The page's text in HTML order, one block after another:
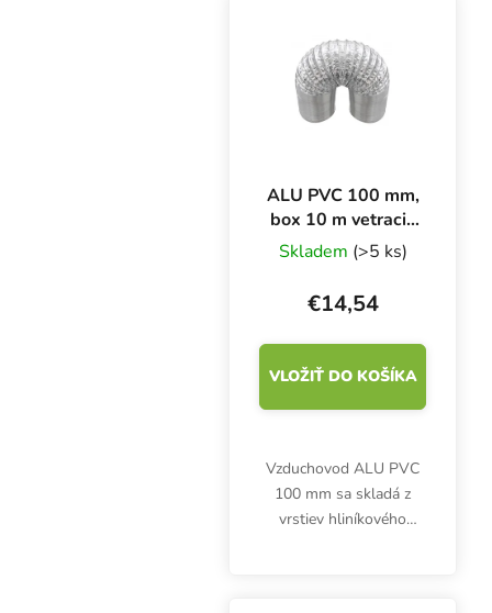
vzduchovody s
priemerom 125 mm.
10...
ALU PVC 100 mm,
box 10 m vetracie
potrubie
Skladem (>5 ks)
€14,54
VLOŽIŤ DO KOŠÍKA
Vzduchovod ALU PVC
100 mm sa skladá z
vrstiev hliníkového